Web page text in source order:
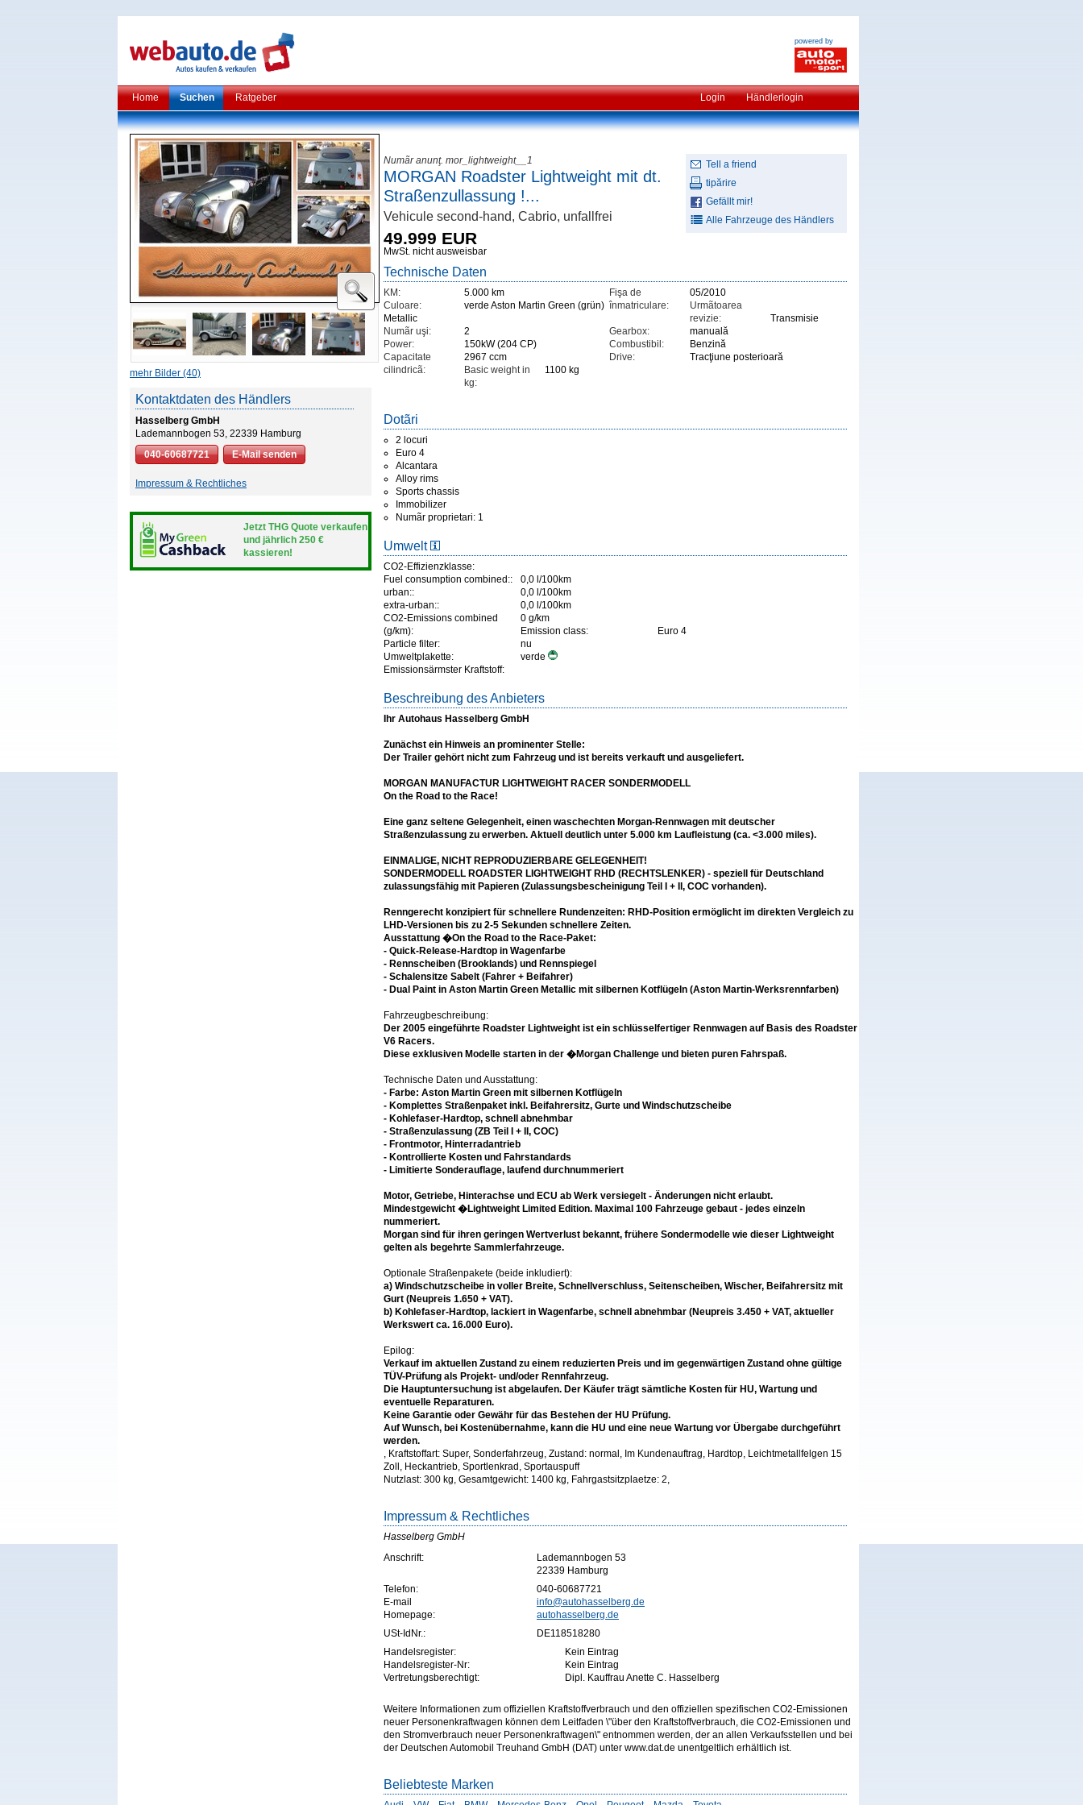
powered by
Home Suchen Ratgeber Login Händlerlogin
mehr Bilder (40)
Kontaktdaten des Händlers
Hasselberg GmbH
Lademannbogen 53, 22339 Hamburg
040-60687721
E-Mail senden
Impressum & Rechtliches
Jetzt THG Quote verkaufen
und jährlich 250 €
kassieren!
Tell a friend
tipărire
Gefällt mir!
Alle Fahrzeuge des Händlers
Numãr anunţ. mor_lightweight__1
MORGAN Roadster Lightweight mit dt.
Straßenzullassung !...
Vehicule second-hand, Cabrio, unfallfrei
49.999 EUR
MwSt. nicht ausweisbar
Technische Daten
KM:
5.000 km
Culoare:
verde Aston Martin Green (grün)
Metallic
Numãr uşi:
2
Power:
150kW (204 CP)
Capacitate
cilindricã:
2967 ccm
Basic weight in
kg:
1100 kg
Fişa de
înmatriculare:
05/2010
Urmãtoarea
revizie:
Gearbox:
Transmisie
manuală
Combustibil:
Benzină
Drive:
Tracţiune posterioară
Dotãri
2 locuri
Euro 4
Alcantara
Alloy rims
Sports chassis
Immobilizer
Numãr proprietari: 1
Umwelt
CO2-Effizienzklasse:
Fuel consumption combined::
0,0 l/100km
urban::
0,0 l/100km
extra-urban::
0,0 l/100km
CO2-Emissions combined
(g/km):
0 g/km
Emission class:
Euro 4
Particle filter:
nu
Umweltplakette:
verde
Emissionsärmster Kraftstoff:
Beschreibung des Anbieters
Ihr Autohaus Hasselberg GmbH
Zunächst ein Hinweis an prominenter Stelle:
Der Trailer gehört nicht zum Fahrzeug und ist bereits verkauft und ausgeliefert.
MORGAN MANUFACTUR LIGHTWEIGHT RACER SONDERMODELL
On the Road to the Race!
Eine ganz seltene Gelegenheit, einen waschechten Morgan-Rennwagen mit deutscher
Straßenzulassung zu erwerben. Aktuell deutlich unter 5.000 km Laufleistung (ca. <3.000 miles).
EINMALIGE, NICHT REPRODUZIERBARE GELEGENHEIT!
SONDERMODELL ROADSTER LIGHTWEIGHT RHD (RECHTSLENKER) - speziell für Deutschland
zulassungsfähig mit Papieren (Zulassungsbescheinigung Teil I + II, COC vorhanden).
Renngerecht konzipiert für schnellere Rundenzeiten: RHD-Position ermöglicht im direkten Vergleich zu
LHD-Versionen bis zu 2-5 Sekunden schnellere Zeiten.
Ausstattung �On the Road to the Race-Paket:
- Quick-Release-Hardtop in Wagenfarbe
- Rennscheiben (Brooklands) und Rennspiegel
- Schalensitze Sabelt (Fahrer + Beifahrer)
- Dual Paint in Aston Martin Green Metallic mit silbernen Kotflügeln (Aston Martin-Werksrennfarben)
Fahrzeugbeschreibung:
Der 2005 eingeführte Roadster Lightweight ist ein schlüsselfertiger Rennwagen auf Basis des Roadster
V6 Racers.
Diese exklusiven Modelle starten in der �Morgan Challenge und bieten puren Fahrspaß.
Technische Daten und Ausstattung:
- Farbe: Aston Martin Green mit silbernen Kotflügeln
- Komplettes Straßenpaket inkl. Beifahrersitz, Gurte und Windschutzscheibe
- Kohlefaser-Hardtop, schnell abnehmbar
- Straßenzulassung (ZB Teil I + II, COC)
- Frontmotor, Hinterradantrieb
- Kontrollierte Kosten und Fahrstandards
- Limitierte Sonderauflage, laufend durchnummeriert
Motor, Getriebe, Hinterachse und ECU ab Werk versiegelt - Änderungen nicht erlaubt.
Mindestgewicht �Lightweight Limited Edition. Maximal 100 Fahrzeuge gebaut - jedes einzeln
nummeriert.
Morgan sind für ihren geringen Wertverlust bekannt, frühere Sondermodelle wie dieser Lightweight
gelten als begehrte Sammlerfahrzeuge.
Optionale Straßenpakete (beide inkludiert):
a) Windschutzscheibe in voller Breite, Schnellverschluss, Seitenscheiben, Wischer, Beifahrersitz mit
Gurt (Neupreis 1.650 + VAT).
b) Kohlefaser-Hardtop, lackiert in Wagenfarbe, schnell abnehmbar (Neupreis 3.450 + VAT, aktueller
Werkswert ca. 16.000 Euro).
Epilog:
Verkauf im aktuellen Zustand zu einem reduzierten Preis und im gegenwärtigen Zustand ohne gültige
TÜV-Prüfung als Projekt- und/oder Rennfahrzeug.
Die Hauptuntersuchung ist abgelaufen. Der Käufer trägt sämtliche Kosten für HU, Wartung und
eventuelle Reparaturen.
Keine Garantie oder Gewähr für das Bestehen der HU Prüfung.
Auf Wunsch, bei Kostenübernahme, kann die HU und eine neue Wartung vor Übergabe durchgeführt
werden.
, Kraftstoffart: Super, Sonderfahrzeug, Zustand: normal, Im Kundenauftrag, Hardtop, Leichtmetallfelgen 15
Zoll, Heckantrieb, Sportlenkrad, Sportauspuff
Nutzlast: 300 kg, Gesamtgewicht: 1400 kg, Fahrgastsitzplaetze: 2,
Impressum & Rechtliches
Hasselberg GmbH
Anschrift:
Lademannbogen 53
22339 Hamburg
Telefon:
040-60687721
E-mail
info@autohasselberg.de
Homepage:
autohasselberg.de
USt-IdNr.:
DE118518280
Handelsregister:
Kein Eintrag
Handelsregister-Nr:
Kein Eintrag
Vertretungsberechtigt:
Dipl. Kauffrau Anette C. Hasselberg
Weitere Informationen zum offiziellen Kraftstoffverbrauch und den offiziellen spezifischen CO2-Emissionen
neuer Personenkraftwagen können dem Leitfaden \"über den Kraftstoffverbrauch, die CO2-Emissionen und
den Stromverbrauch neuer Personenkraftwagen\" entnommen werden, der an allen Verkaufsstellen und bei
der Deutschen Automobil Treuhand GmbH (DAT) unter www.dat.de unentgeltlich erhältlich ist.
Beliebteste Marken